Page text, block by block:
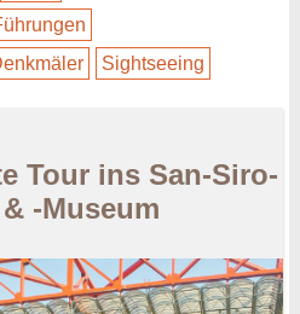
Sightseeing
Tour ins San-Siro-
-Museum